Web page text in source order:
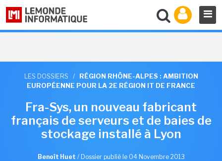
LES DOSSIERS /
RÉGION RHÔNE-ALPES : AMBITION
EUROPÉENNE POUR LA 2E RÉGION IT DE FRANCE
Fra-Sys, un nouveau fabricant
français de serveurs et de baies de
stockage installé à Lyon
Benoît Huet / Dossier publié le 04 Novembre 2013